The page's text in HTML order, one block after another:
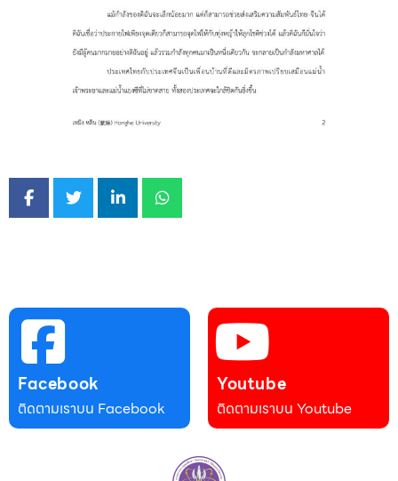
Facebook
ติดตามเราบน Facebook
Youtube
ติดตามเราบน Youtube